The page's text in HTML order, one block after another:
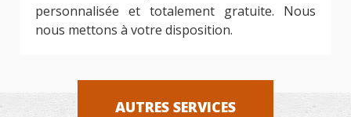
personnalisée et totalement gratuite. Nous
nous mettons à votre disposition.
AUTRES SERVICES